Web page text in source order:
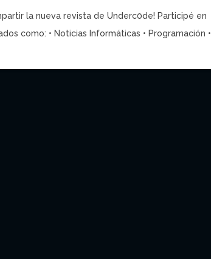
la nueva revista de Underc0de! Participé en
como: • Noticias Informáticas • Programación •